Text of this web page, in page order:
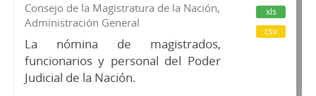
Consejo de la Magistratura de la Nación,
Administración General
La nómina de magistrados,
funcionarios y personal del Poder
Judicial de la Nación.
xls
csv